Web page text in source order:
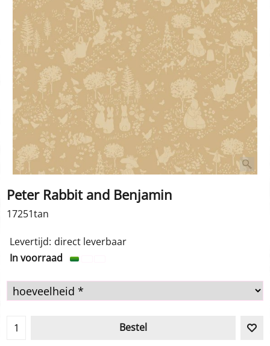
Peter Rabbit and Benjamin
17251tan
Levertijd: direct leverbaar
In voorraad
Bestel